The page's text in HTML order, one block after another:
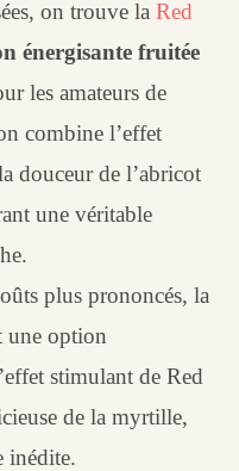
on trouve laRed
énergisante fruitée
les amateurs de
combine l’effet
douceur de l’abricot
une véritable
plus prononcés, la
une option
stimulant de Red
de la myrtille,
inédite.